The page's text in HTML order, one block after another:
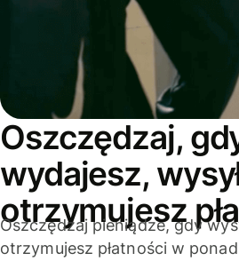
Oszczędzaj,
wydajesz,
otrzymujesz
Oszczędzaj pieniądze, gdy
otrzymujesz płatności w